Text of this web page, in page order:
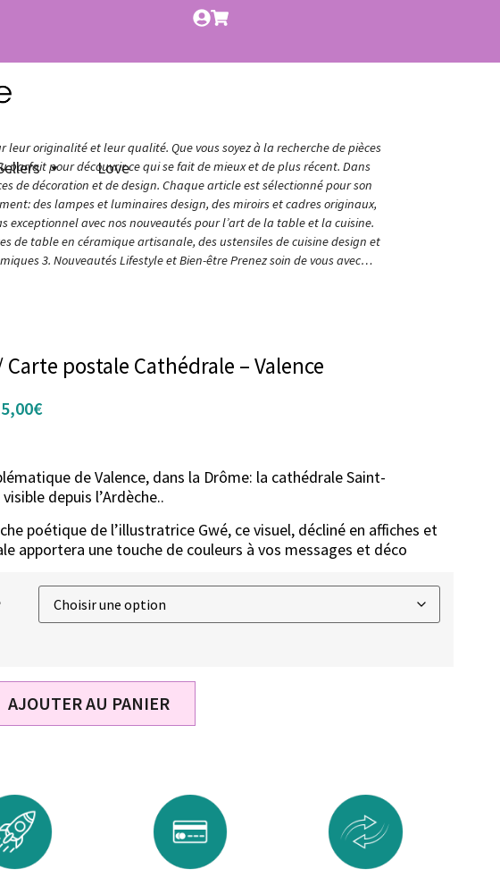
originalité et leur qualité. Que vous soyez à la recherche de pièces
pour découvrir ce qui se fait de mieux et de plus récent. Dans
de décoration et de design. Chaque article est sélectionné pour son
des lampes et luminaires design, des miroirs et cadres originaux,
exceptionnel avec nos nouveautés pour l’art de la table et la cuisine.
de table en céramique artisanale, des ustensiles de cuisine design et
3. Nouveautés Lifestyle et Bien-être Prenez soin de vous avec…
Love
postale Cathédrale – Valence
€
de Valence, dans la Drôme: la cathédrale Saint-
depuis l’Ardèche..
poétique de l’illustratrice Gwé, ce visuel, décliné en affiches et
apportera une touche de couleurs à vos messages et déco
AJOUTER AU PANIER